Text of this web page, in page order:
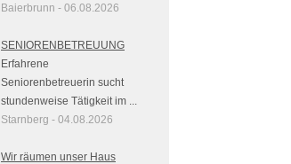
Baierbrunn - 06.08.2026
SENIORENBETREUUNG
Erfahrene
Seniorenbetreuerin sucht
stundenweise Tätigkeit im ...
Starnberg - 04.08.2026
Wir räumen unser Haus